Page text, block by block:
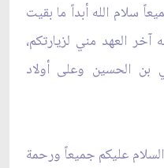
سلام الله أبداً ما بقيت
آخر العهد مني لزيارتكم،
بن الحسين وعلى أولاد
السلام عليكم جميعاً ورحمة